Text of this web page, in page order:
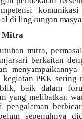
di lingkungan
Mitra
mitra,
berkaitan
menyampaikannya
PKK sering
baik dalam
yang melibatkan
pengalaman
sepenuhnya